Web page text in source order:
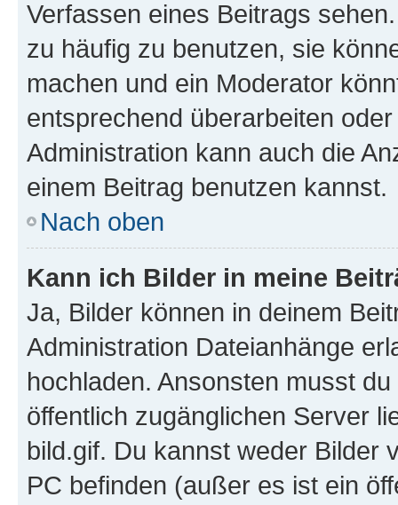
Verfassen eines Beitrags
zu häufig zu benutzen, sie
machen und ein Moderator
entsprechend überarbeiten
Administration kann auch die
einem Beitrag benutzen kannst.
Nach oben
Kann ich Bilder in meine
Ja, Bilder können in deinem
Administration Dateianhänge
hochladen. Ansonsten musst
öffentlich zugänglichen Server
bild.gif. Du kannst weder Bilder
PC befinden (außer es ist ein